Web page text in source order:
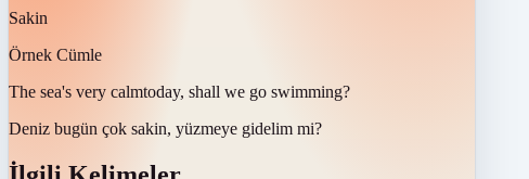
Sakin
Örnek Cümle
The sea's very calmtoday, shall we go swimming?
Deniz bugün çok sakin, yüzmeye gidelim mi?